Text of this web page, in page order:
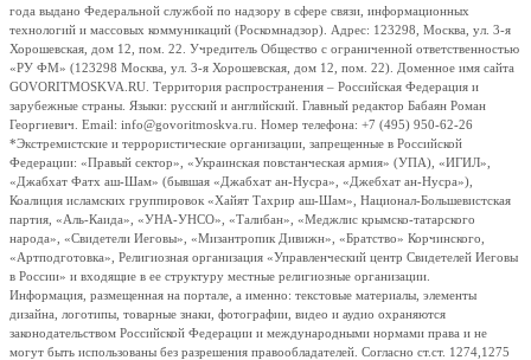
года выдано Федеральной службой по надзору в сфере связи, информационных
технологий и массовых коммуникаций (Роскомнадзор). Адрес: 123298, Москва, ул. 3-я
Хорошевская, дом 12, пом. 22. Учредитель Общество с ограниченной ответственностью
«РУ ФМ» (123298 Москва, ул. 3-я Хорошевская, дом 12, пом. 22). Доменное имя сайта
GOVORITMOSKVA.RU. Территория распространения – Российская Федерация и
зарубежные страны. Языки: русский и английский. Главный редактор Бабаян Роман
Георгиевич. Email: info@govoritmoskva.ru. Номер телефона: +7 (495) 950-62-26
*Экстремистские и террористические организации, запрещенные в Российской
Федерации: «Правый сектор», «Украинская повстанческая армия» (УПА), «ИГИЛ»,
«Джабхат Фатх аш-Шам» (бывшая «Джабхат ан-Нусра», «Джебхат ан-Нусра»),
Коалиция исламских группировок «Хайят Тахрир аш-Шам», Национал-Большевистская
партия, «Аль-Каида», «УНА-УНСО», «Талибан», «Меджлис крымско-татарского
народа», «Свидетели Иеговы», «Мизантропик Дивижн», «Братство» Корчинского,
«Артподготовка», Религиозная организация «Управленческий центр Свидетелей Иеговы
в России» и входящие в ее структуру местные религиозные организации.
Информация, размещенная на портале, а именно: текстовые материалы, элементы
дизайна, логотипы, товарные знаки, фотографии, видео и аудио охраняются
законодательством Российской Федерации и международными нормами права и не
могут быть использованы без разрешения правообладателей. Согласно ст.ст. 1274,1275